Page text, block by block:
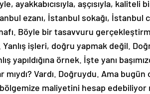
ayakkabıcısıyla, aşçısıyla, kaliteli
ezanı, İstanbul sokağı, İstanbul
Böyle bir tasavvuru
işleri, doğru yapmak değil.
yapıldığına örnek. İşte yanı
Vardı. Doğruydu. Ama bugün
bölgemize maliyetini hesap edebiliyor